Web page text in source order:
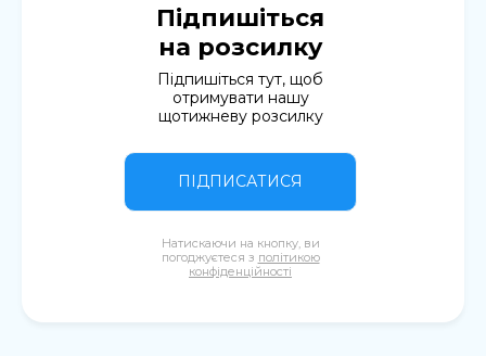
Підпишіться
на розсилку
Підпишіться тут, щоб
отримувати нашу
щотижневу розсилку
ПІДПИСАТИСЯ
Натискаючи на кнопку, ви
погоджуєтеся з політикою
конфіденційності